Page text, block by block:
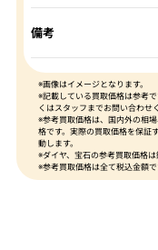
備考
※画像はイメージとなります。
※記載している買取価格は参考
くはスタッフまでお問い合わせ
※参考買取価格は、国内外の相
格です。実際の買取価格を保証
動します。
※ダイヤ、宝石の参考買取価格
※参考買取価格は全て税込金額で